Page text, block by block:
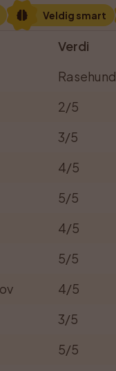
Veldig smart
Verdi
Rasehund
2/5
3/5
4/5
5/5
4/5
5/5
4/5
3/5
5/5